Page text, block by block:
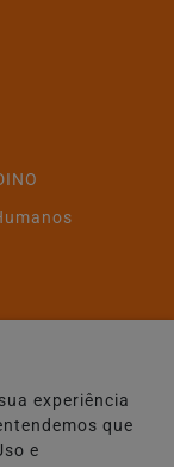
Parlamentar
experiência
que
e